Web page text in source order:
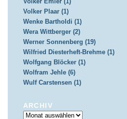
Volker Plaar (1)
Wenke Bartholdi (1)
Wera Wittberger (2)
Werner Sonnenberg (19)
Wilfried Diesterheft-Brehme (1)
Wolfgang Blöcker (1)
Wolfram Jehle (6)
Wulf Carstensen (1)
ARCHIV
Archiv